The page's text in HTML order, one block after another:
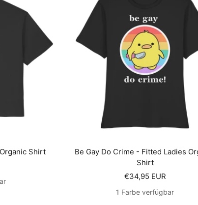
Shirt
Be Gay Do Crime - Fitted Ladies
Shirt
Angebotspreis
€34,95 EUR
1 Farbe verfügbar